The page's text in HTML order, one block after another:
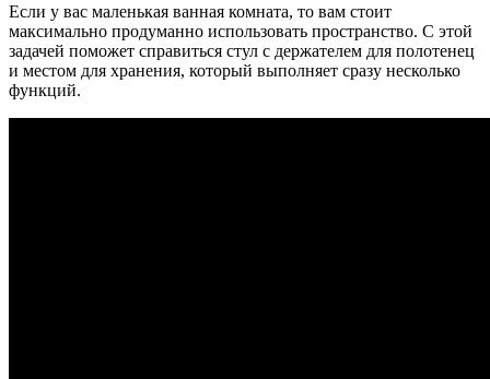
Если у вас маленькая ванная комната, то вам стоит
максимально продуманно использовать пространство. С этой
задачей поможет справиться стул с держателем для полотенец
и местом для хранения, который выполняет сразу несколько
функций.